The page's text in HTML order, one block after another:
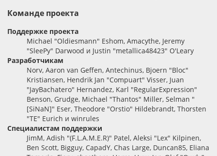
Команде проекта
Поддержке проекта
Michael "Oldiesmann" Eshom, Amacythe, Jeremy
"SleePy" Darwood и Justin "metallica48423" O'Leary
Разработчикам
Norv, Aaron van Geffen, Antechinus, Bjoern "Bloc"
Kristiansen, Hendrik Jan "Compuart" Visser, Juan
"JayBachatero" Hernandez, Karl "RegularExpression"
Benson, Grudge, Michael "Thantos" Miller, Selman "
[SiNaN]" Eser, Theodore "Orstio" Hildebrandt, Thorsten
"TE" Eurich и winrules
Специалистам поддержки
JimM, Adish "(F.L.A.M.E.R)" Patel, Aleksi "Lex" Kilpinen,
Ben Scott, Bigguy, CapadY, Chas Large, Duncan85, Eliana